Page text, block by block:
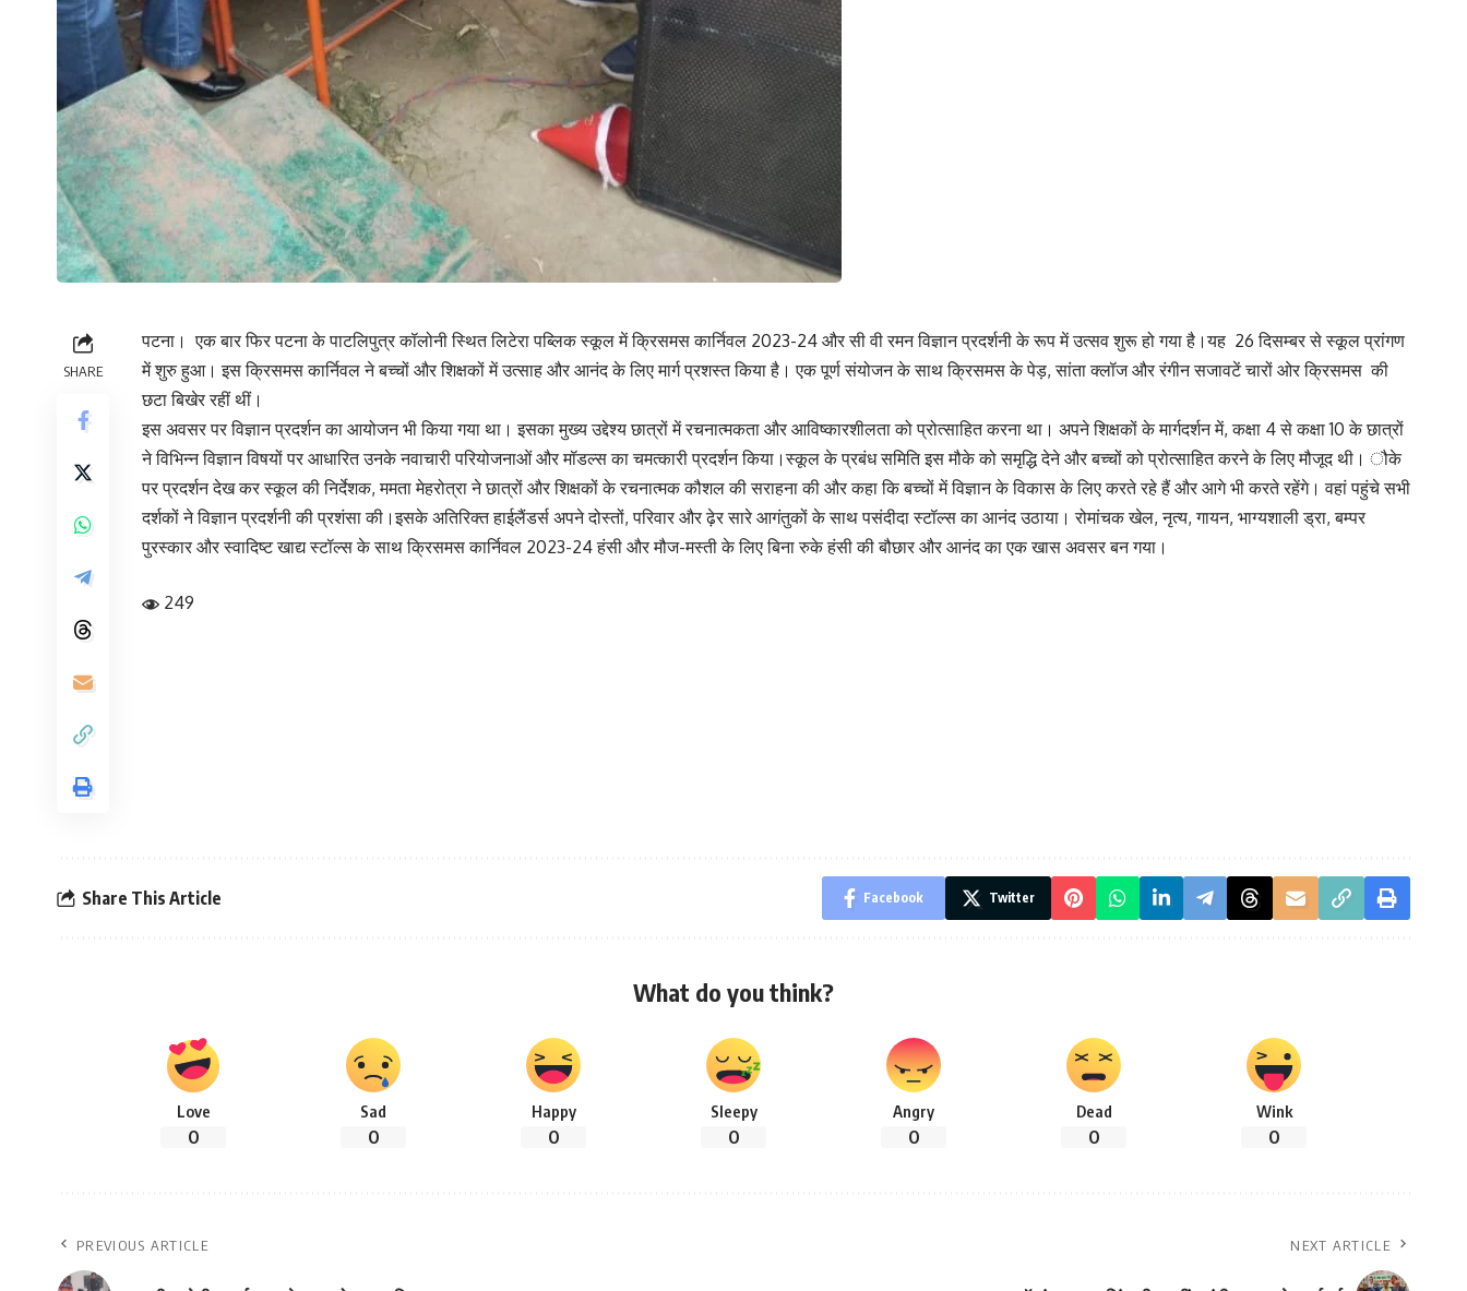
SHARE
पटना। एक बार फिर पटना के पाटलिपुत्र कॉलोनी स्थित लिटेरा पब्लिक स्कूल में क्रिसमस कार्निवल 2023-24 और सी वी रमन विज्ञान प्रदर्शनी के रूप में उत्सव शुरू हो गया है।यह 26 दिसम्बर से स्कूल प्रांगण
में शुरु हुआ। इस क्रिसमस कार्निवल ने बच्चों और शिक्षकों में उत्साह और आनंद के लिए मार्ग प्रशस्त किया है। एक पूर्ण संयोजन के साथ क्रिसमस के पेड़, सांता क्लॉज और रंगीन सजावटें चारों ओर क्रिसमस की
छटा बिखेर रहीं थीं।
इस अवसर पर विज्ञान प्रदर्शन का आयोजन भी किया गया था। इसका मुख्य उद्देश्य छात्रों में रचनात्मकता और आविष्कारशीलता को प्रोत्साहित करना था। अपने शिक्षकों के मार्गदर्शन में, कक्षा 4 से कक्षा 10 के छात्रों
ने विभिन्न विज्ञान विषयों पर आधारित उनके नवाचारी परियोजनाओं और मॉडल्स का चमत्कारी प्रदर्शन किया।स्कूल के प्रबंध समिति इस मौके को समृद्धि देने और बच्चों को प्रोत्साहित करने के लिए मौजूद थी। ौके
पर प्रदर्शन देख कर स्कूल की निर्देशक, ममता मेहरोत्रा ने छात्रों और शिक्षकों के रचनात्मक कौशल की सराहना की और कहा कि बच्चों में विज्ञान के विकास के लिए करते रहे हैं और आगे भी करते रहेंगे। वहां पहुंचे सभी
दर्शकों ने विज्ञान प्रदर्शनी की प्रशंसा की।इसके अतिरिक्त हाईलैंडर्स अपने दोस्तों, परिवार और ढ़ेर सारे आगंतुकों के साथ पसंदीदा स्टॉल्स का आनंद उठाया। रोमांचक खेल, नृत्य, गायन, भाग्यशाली ड्रा, बम्पर
पुरस्कार और स्वादिष्ट खाद्य स्टॉल्स के साथ क्रिसमस कार्निवल 2023-24 हंसी और मौज-मस्ती के लिए बिना रुके हंसी की बौछार और आनंद का एक खास अवसर बन गया।
249
Share This Article Facebook Twitter
What do you think?
Love
0
Sad
0
Happy
0
Sleepy
0
Angry
0
Dead
0
Wink
0
PREVIOUS ARTICLE NEXT ARTICLE